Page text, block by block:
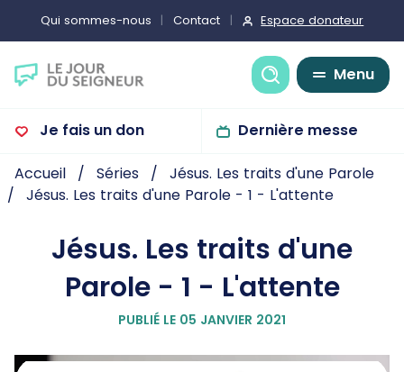
Qui sommes-nous Contact Espace donateur
Recherche
Menu
Je fais un don Dernière messe
Accueil Séries
Jésus. Les traits d'une Parole
Jésus. Les traits d'une Parole - 1 - L'attente
Jésus. Les traits d'une
Parole - 1 - L'attente
PUBLIÉ LE 05 JANVIER 2021